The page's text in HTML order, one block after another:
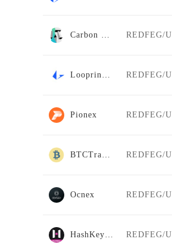
Carbon DeFi
Loopring AMM
Pionex
BTCTradeUA
Ocnex
HashKey Global